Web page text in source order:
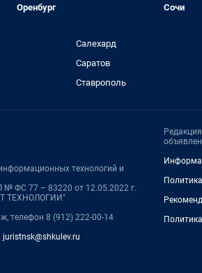
Оренбург
Сочи
Салехард
Саратов
Ставрополь
технологий и
№ ФС 77 – 83220 от 12.05.2022 г.
ТЕХНОЛОГИИ"
телефон 8 (912) 222-00-14
juristnsk@shkulev.ru